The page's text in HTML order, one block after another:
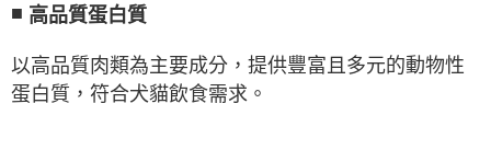
■ 高品質蛋白質
以高品質肉類為主要成分，提供豐富且多元的動物性
蛋白質，符合犬貓飲食需求。